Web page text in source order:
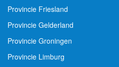
Provincie Friesland
Provincie Gelderland
Provincie Groningen
Provincie Limburg